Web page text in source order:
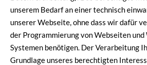
unserem Bedarf an einer technisch
unserer Webseite, ohne dass wir dafür
der Programmierung von Webseiten und
Systemen benötigen. Der Verarbeitung
Grundlage unseres berechtigten